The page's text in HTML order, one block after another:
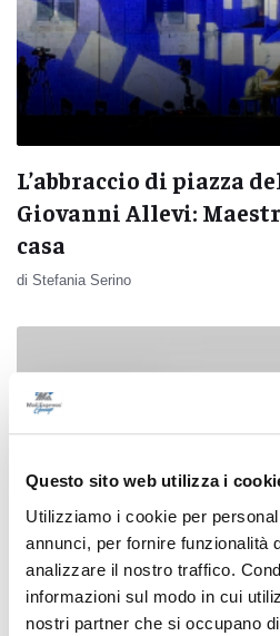
Questo sito web utilizza i
Utilizziamo i cookie per
annunci, per fornire funzionalità
analizzare il nostro traffico.
informazioni sul modo in cui
nostri partner che si occupano
L’abbraccio di piazza
Giovanni Allevi:
casa
di Stefania Serino